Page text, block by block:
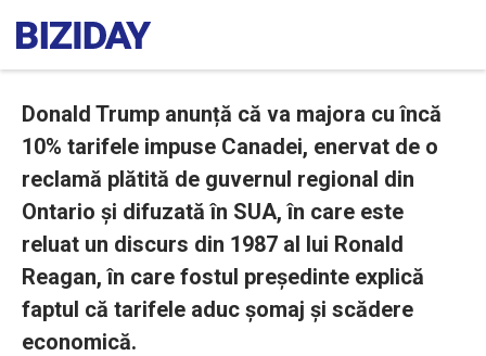
Donald Trump anunță că va majora cu încă
10% tarifele impuse Canadei, enervat de o
reclamă plătită de guvernul regional din
Ontario și difuzată în SUA, în care este
reluat un discurs din 1987 al lui Ronald
Reagan, în care fostul președinte explică
faptul că tarifele aduc șomaj și scădere
economică.